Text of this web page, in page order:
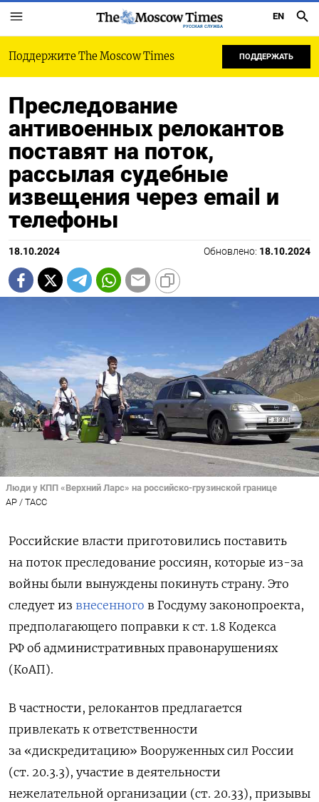
РУССКАЯ СЛУЖБА
EN
Поддержите The Moscow Times ПОДДЕРЖАТЬ
Преследование
антивоенных релокантов
поставят на поток,
рассылая судебные
извещения через email и
телефоны
18.10.2024 Обновлено: 18.10.2024
Люди у КПП «Верхний Ларс» на российско-грузинской границе
AP / ТАСС
Российские власти приготовились поставить
на поток преследование россиян, которые из-за
войны были вынуждены покинуть страну. Это
следует из внесенного в Госдуму законопроекта,
предполагающего поправки к ст. 1.8 Кодекса
РФ об административных правонарушениях
(КоАП).
В частности, релокантов предлагается
привлекать к ответственности
за «дискредитацию» Вооруженных сил России
(ст. 20.3.3), участие в деятельности
нежелательной организации (ст. 20.33), призывы